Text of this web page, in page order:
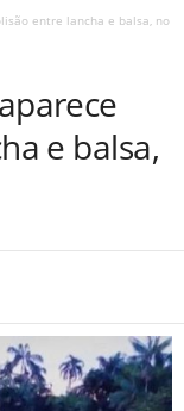
entre lancha e balsa, no
e balsa,